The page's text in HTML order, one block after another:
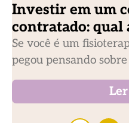
Investir em um
contratado: qual
Se você é um
pegou pensando